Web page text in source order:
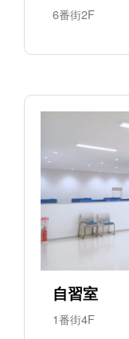
6番街2F
自習室
1番街4F